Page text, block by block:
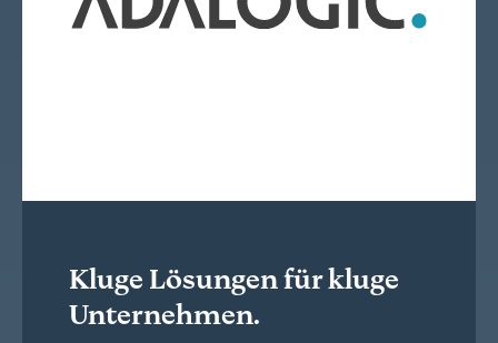
Kluge Lösungen für kluge
Unternehmen.